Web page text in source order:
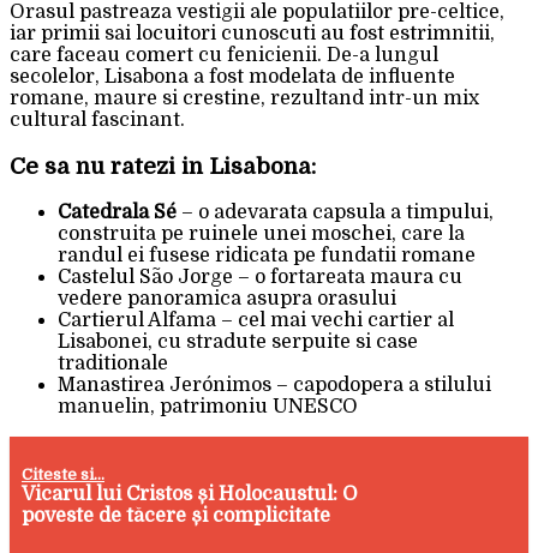
Orasul pastreaza vestigii ale populatiilor pre-celtice,
iar primii sai locuitori cunoscuti au fost estrimnitii,
care faceau comert cu fenicienii. De-a lungul
secolelor, Lisabona a fost modelata de influente
romane, maure si crestine, rezultand intr-un mix
cultural fascinant.
Ce sa nu ratezi in Lisabona:
Catedrala Sé – o adevarata capsula a timpului,
construita pe ruinele unei moschei, care la
randul ei fusese ridicata pe fundatii romane
Castelul São Jorge – o fortareata maura cu
vedere panoramica asupra orasului
Cartierul Alfama – cel mai vechi cartier al
Lisabonei, cu stradute serpuite si case
traditionale
Manastirea Jerónimos – capodopera a stilului
manuelin, patrimoniu UNESCO
Citeste si...
Vicarul lui Cristos și Holocaustul: O
poveste de tăcere și complicitate